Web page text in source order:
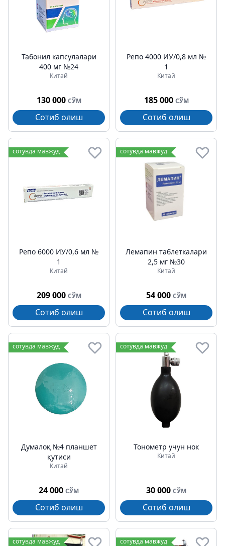
Табонил капсулалари
400 мг №24
Китай
130 000 СЎМ
Сотиб олиш
Репо 4000 ИУ/0,8 мл №
1
Китай
185 000 СЎМ
Сотиб олиш
сотувда мавжуд
Репо 6000 ИУ/0,6 мл №
1
Китай
209 000 СЎМ
Сотиб олиш
сотувда мавжуд
Лемапин таблеткалари
2,5 мг №30
Китай
54 000 СЎМ
Сотиб олиш
сотувда мавжуд
Думалоқ №4 планшет
қутиси
Китай
24 000 СЎМ
Сотиб олиш
сотувда мавжуд
Тонометр учун нок
Китай
30 000 СЎМ
Сотиб олиш
сотувда мавжуд сотувда мавжуд